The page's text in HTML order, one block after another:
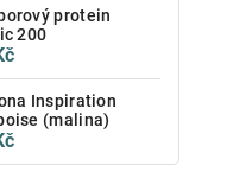
protein
200
Inspiration
(malina)